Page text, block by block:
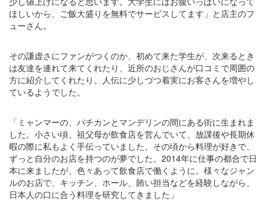
ほしいから、ご飯大盛りを無料でサービスしてます」と店主のフ
ューさん。
その謙虚さにファンがつくのか、初めて来た学生が、次来るとき
は友達を連れて来てくれたり、近所のおじさんが口コミで周囲の
方に紹介してくれたり。人伝に少しづつ着実にお客さんを増やし
ているようでした。
「ミャンマーの、バチカンとマンデリンの間にある街に生まれま
した。小さい頃、祖父母が飲食店を営んでいて、放課後や長期休
暇の際に私もよく手伝っていました。その頃から料理が好きで、
ずっと自分のお店を持つのが夢でした。2014年に仕事の都合で日
本に来ましたが、色々あって飲食店で働くように。様々なジャン
ルのお店で、キッチン、ホール、賄い担当などを経験しながら、
日本人の口に合う料理を研究してきました」